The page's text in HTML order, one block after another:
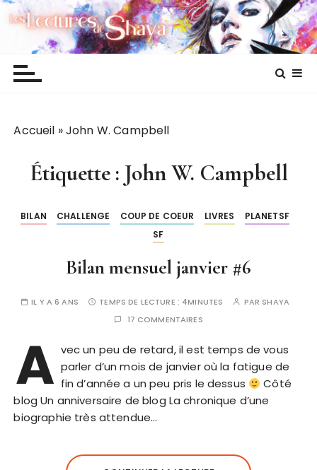
P
Les lectures de Shaya
Accueil »John W. Campbell
Étiquette : John W. Campbell
BILAN CHALLENGE COUP DE COEUR LIVRES
PLANETSF
SF
Bilan mensuel janvier #6
IL Y A 6 ANS TEMPS DE LECTURE : 4MINUTES PAR SHAYA
17 COMMENTAIRES
A vec un peu de retard, il est temps de vous
parler d’un mois de janvier où la fatigue de
fin d’année a un peu pris le dessus
Côté
blog Un anniversaire de blog La chronique d’une
biographie très attendue…